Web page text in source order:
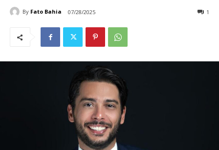
By Fato Bahia 07/28/2025 1